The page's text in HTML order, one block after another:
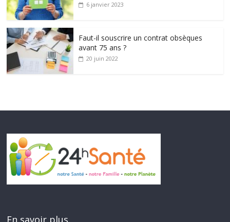
6 janvier 2023
Faut-il souscrire un contrat obsèques
avant 75 ans ?
20 juin 2022
En savoir plus